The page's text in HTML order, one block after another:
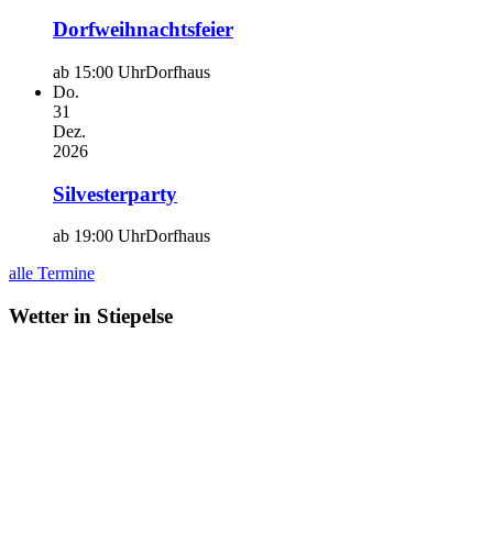
Dorfweihnachtsfeier
ab 15:00 UhrDorfhaus
Do.
31
Dez.
2026
Silvesterparty
ab 19:00 UhrDorfhaus
alle Termine
Wetter in Stiepelse